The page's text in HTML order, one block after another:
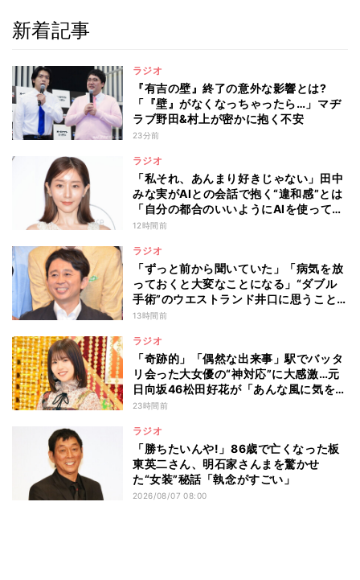
新着記事
ラジオ
『有吉の壁』終了の意外な影響とは?
「『壁』がなくなっちゃったら…」マヂ
ラブ野田&村上が密かに抱く不安
23分前
ラジオ
「私それ、あんまり好きじゃない」田中
みな実がAIとの会話で抱く“違和感”とは
「自分の都合のいいようにAIを使ってる
人たちって…」
12時間前
ラジオ
「ずっと前から聞いていた」「病気を放
っておくと大変なことになる」“ダブル
手術”のウエストランド井口に思うこと…
有吉弘行が本音を明かした“仕事と病
13時間前
ラジオ
「奇跡的」「偶然な出来事」駅でバッタ
リ会った大女優の“神対応”に大感激…元
日向坂46松田好花が「あんな風に気を使
える人になりたい」と感動した“振る舞
23時間前
ラジオ
「勝ちたいんや!」86歳で亡くなった板
東英二さん、明石家さんまを驚かせ
た“女装”秘話「執念がすごい」
2026/08/07 08:00